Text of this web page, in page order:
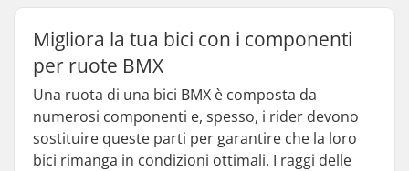
Migliora la tua bici con i componenti
per ruote BMX
Una ruota di una bici BMX è composta da
numerosi componenti e, spesso, i rider devono
sostituire queste parti per garantire che la loro
bici rimanga in condizioni ottimali. I raggi delle